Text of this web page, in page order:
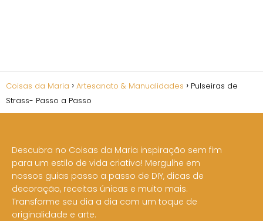
Coisas da Maria Artesanato & Manualidades
Pulseiras de
Strass- Passo a Passo
Descubra no Coisas da Maria inspiração sem fim
para um estilo de vida criativo! Mergulhe em
nossos guias passo a passo de DIY, dicas de
decoração, receitas únicas e muito mais.
Transforme seu dia a dia com um toque de
originalidade e arte.